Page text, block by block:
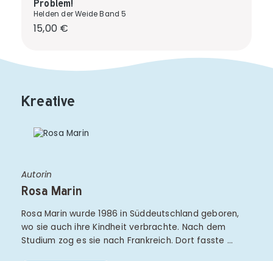
Helden der Weide Band 5
Regulärer Preis:
15,00 €
Kreative
Autorin
Rosa Marin
Rosa Marin wurde 1986 in Süddeutschland geboren,
wo sie auch ihre Kindheit verbrachte. Nach dem
Studium zog es sie nach Frankreich. Dort fasste …